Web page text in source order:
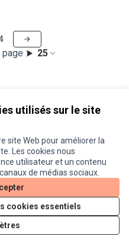
utilisés sur le site
site Web pour améliorer la
Les cookies nous
utilisateur et un contenu
de médias sociaux.
cookies essentiels
: 25
.
Licence
(Lien